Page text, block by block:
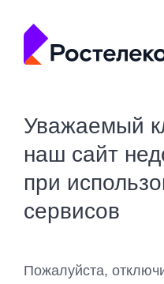
Уважаемый
наш сайт
при
сервисов
Пожалуйста,